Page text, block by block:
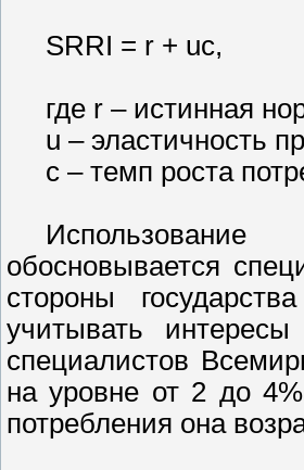
SRRI = r + uc,
где r – истинная
u – эластичность
с – темп роста
обосновывается
стороны
учитывать
специалистов
на уровне от 2 до
потребления она